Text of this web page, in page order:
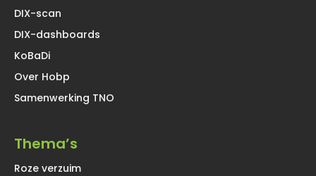
DIX-scan
DIX-dashboards
KoBaDi
Over Hobp
Samenwerking TNO
Thema’s
Roze verzuim